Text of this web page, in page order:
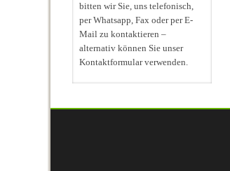
bitten wir Sie, uns telefonisch,
per Whatsapp, Fax oder per E-
Mail zu kontaktieren –
alternativ können Sie unser
Kontaktformular verwenden.